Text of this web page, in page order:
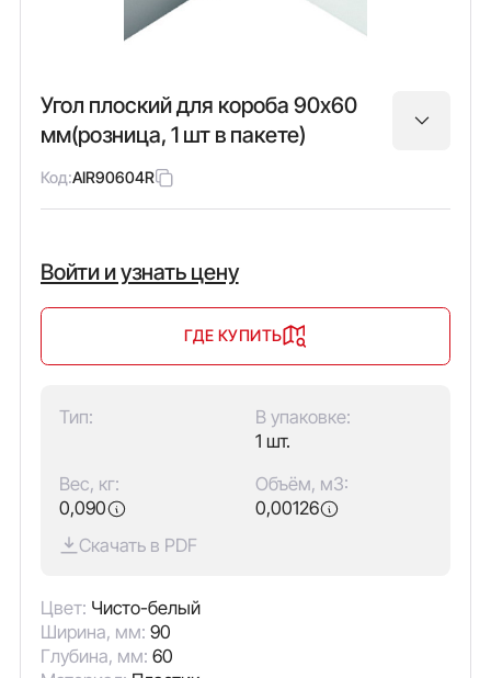
Угол плоский для короба 90х60
мм(розница, 1 шт в пакете)
Код:AIR90604R
Войти и узнать цену
ГДЕ КУПИТЬ
Тип:
В упаковке:
1 шт.
Вес, кг:
0,090
Объём, м3:
0,00126
Скачать в PDF
Цвет: Чисто-белый
Ширина, мм: 90
Глубина, мм: 60